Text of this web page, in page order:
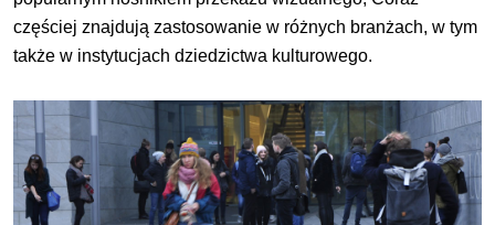
częściej znajdują zastosowanie w różnych branżach, w tym
także w instytucjach dziedzictwa kulturowego.